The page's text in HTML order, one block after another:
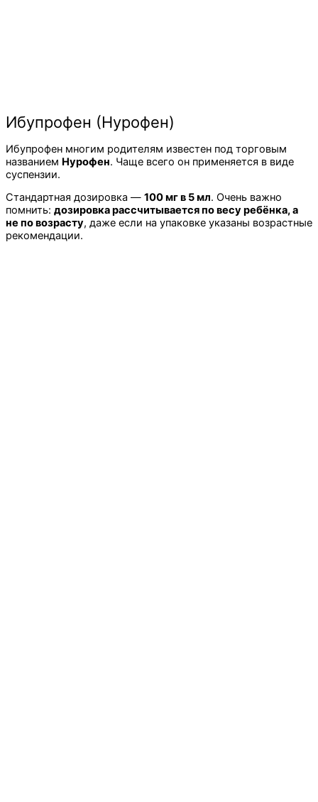
Ибупрофен (Нурофен)
Ибупрофен многим родителям известен под торговым
названием Нурофен. Чаще всего он применяется в виде
суспензии.
Стандартная дозировка — 100 мг в 5 мл. Очень важно
помнить: дозировка рассчитывается по весу ребёнка, а
не по возрасту, даже если на упаковке указаны возрастные
рекомендации.